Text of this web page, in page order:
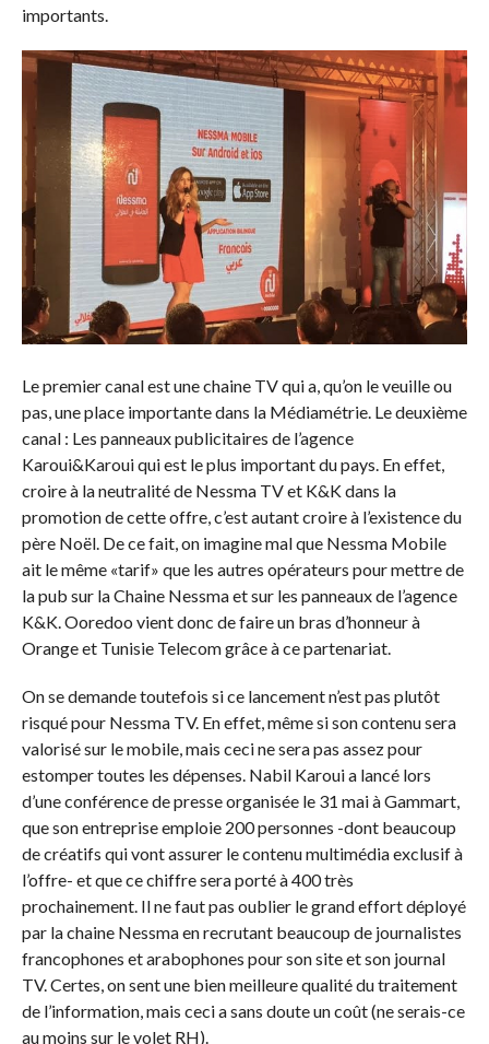
importants.
Le premier canal est une chaine TV qui a, qu’on le veuille ou
pas, une place importante dans la Médiamétrie. Le deuxième
canal : Les panneaux publicitaires de l’agence
Karoui&Karoui qui est le plus important du pays. En effet,
croire à la neutralité de Nessma TV et K&K dans la
promotion de cette offre, c’est autant croire à l’existence du
père Noël. De ce fait, on imagine mal que Nessma Mobile
ait le même «tarif» que les autres opérateurs pour mettre de
la pub sur la Chaine Nessma et sur les panneaux de l’agence
K&K. Ooredoo vient donc de faire un bras d’honneur à
Orange et Tunisie Telecom grâce à ce partenariat.
On se demande toutefois si ce lancement n’est pas plutôt
risqué pour Nessma TV. En effet, même si son contenu sera
valorisé sur le mobile, mais ceci ne sera pas assez pour
estomper toutes les dépenses. Nabil Karoui a lancé lors
d’une conférence de presse organisée le 31 mai à Gammart,
que son entreprise emploie 200 personnes -dont beaucoup
de créatifs qui vont assurer le contenu multimédia exclusif à
l’offre- et que ce chiffre sera porté à 400 très
prochainement. Il ne faut pas oublier le grand effort déployé
par la chaine Nessma en recrutant beaucoup de journalistes
francophones et arabophones pour son site et son journal
TV. Certes, on sent une bien meilleure qualité du traitement
de l’information, mais ceci a sans doute un coût (ne serais-ce
au moins sur le volet RH).